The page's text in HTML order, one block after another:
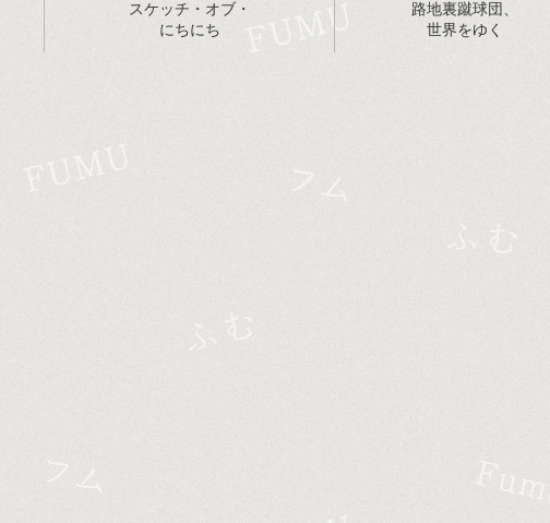
スケッチ・オブ・
にちにち
路地裏蹴球団、
世界をゆく